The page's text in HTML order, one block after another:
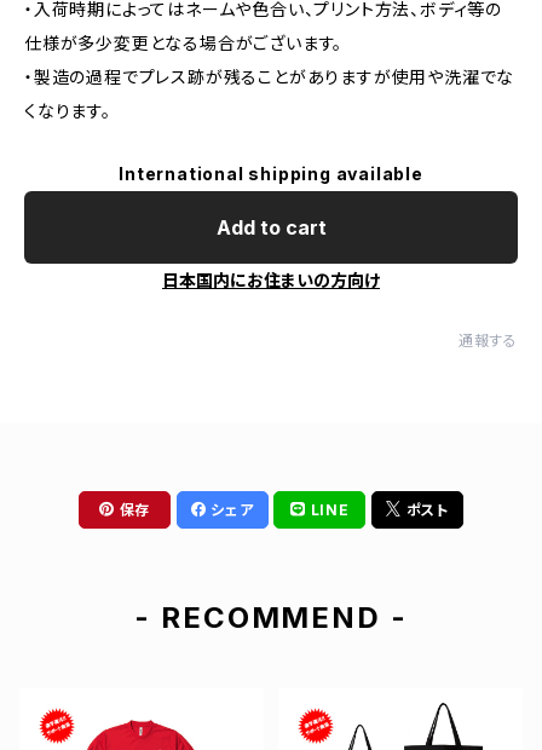
・入荷時期によってはネームや色合い、プリント方法、ボディ等の
仕様が多少変更となる場合がございます。
・製造の過程でプレス跡が残ることがありますが使用や洗濯でな
くなります。
International shipping available
Add to cart
日本国内にお住まいの方向け
通報する
保存 シェア LINE ポスト
- RECOMMEND -